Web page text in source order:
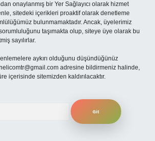
onaylanmış bir Yer Sağlayıcı olarak hizmet
sitedeki içerikleri proaktif olarak denetleme
bulunmamaktadır. Ancak, üyelerimiz
taşımakta olup, siteye üye olarak bu
sayılırlar.
aykırı olduğunu düşündüğünüz
adresine bildirmeniz halinde,
içerisinde sitemizden kaldırılacaktır.